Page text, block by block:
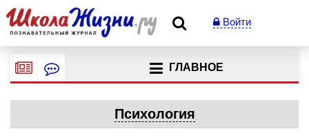
Войти
ГЛАВНОЕ
Психология